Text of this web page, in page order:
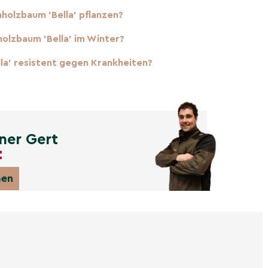
'Bella' pflanzen?
'Bella' im Winter?
resistent gegen Krankheiten?
Gert